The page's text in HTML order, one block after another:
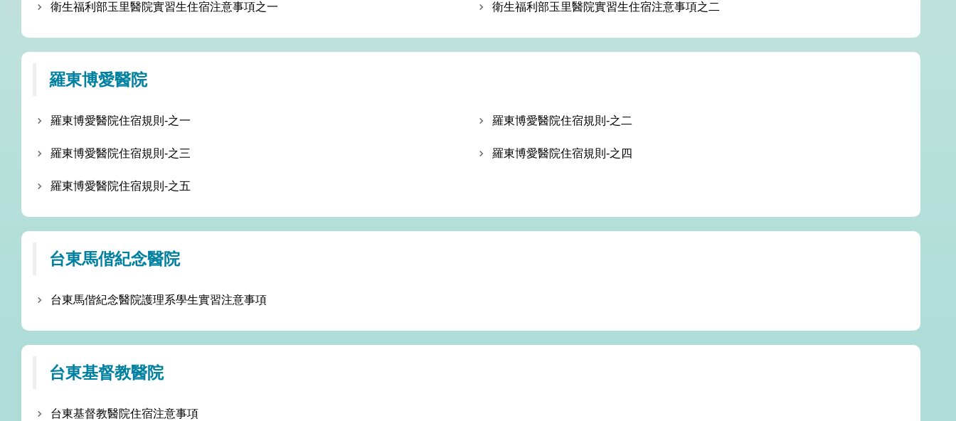
衛生福利部玉里醫院實習生住宿注意事項之一 衛生福利部玉里醫院實習生住宿注意事項之二
羅東博愛醫院
羅東博愛醫院住宿規則-之一 羅東博愛醫院住宿規則-之二
羅東博愛醫院住宿規則-之三 羅東博愛醫院住宿規則-之四
羅東博愛醫院住宿規則-之五
台東馬偕紀念醫院
台東馬偕紀念醫院護理系學生實習注意事項
台東基督教醫院
台東基督教醫院住宿注意事項